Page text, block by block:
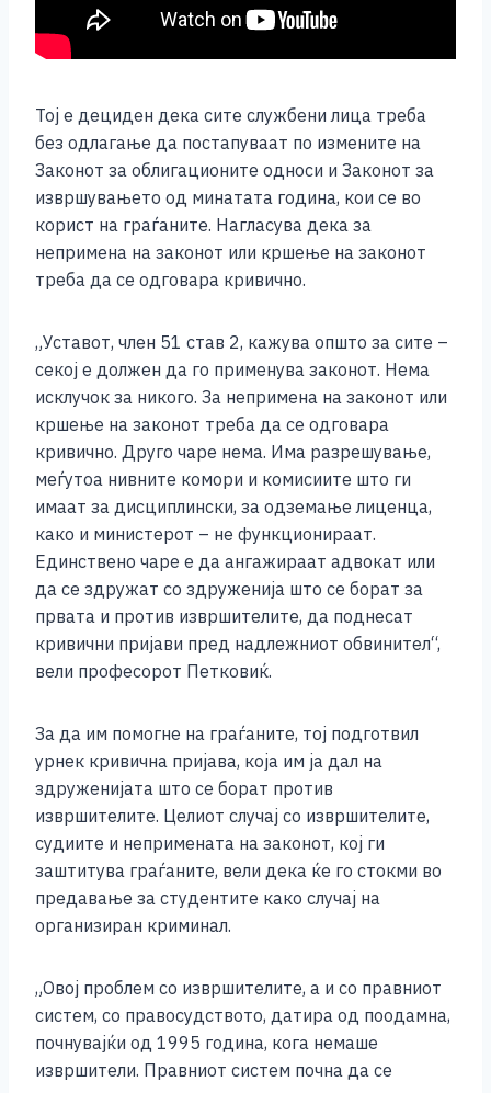
Тој е дециден дека сите службени лица треба
без одлагање да постапуваат по измените на
Законот за облигационите односи и Законот за
извршувањето од минатата година, кои се во
корист на граѓаните. Нагласува дека за
непримена на законот или кршење на законот
треба да се одговара кривично.
„Уставот, член 51 став 2, кажува општо за сите –
секој е должен да го применува законот. Нема
исклучок за никого. За непримена на законот или
кршење на законот треба да се одговара
кривично. Друго чаре нема. Има разрешување,
меѓутоа нивните комори и комисиите што ги
имаат за дисциплински, за одземање лиценца,
како и министерот – не функционираат.
Единствено чаре е да ангажираат адвокат или
да се здружат со здруженија што се борат за
првата и против извршителите, да поднесат
кривични пријави пред надлежниот обвинител“,
вели професорот Петковиќ.
За да им помогне на граѓаните, тој подготвил
урнек кривична пријава, која им ја дал на
здруженијата што се борат против
извршителите. Целиот случај со извршителите,
судиите и непримената на законот, кој ги
заштитува граѓаните, вели дека ќе го стокми во
предавање за студентите како случај на
организиран криминал.
„Овој проблем со извршителите, а и со правниот
систем, со правосудството, датира од поодамна,
почнувајќи од 1995 година, кога немаше
извршители. Правниот систем почна да се